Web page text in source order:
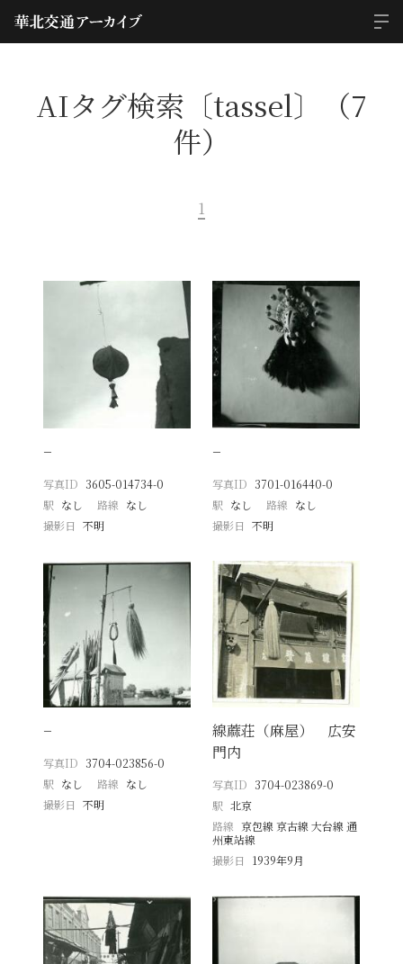
AIタグ検索〔tassel〕（7
件）
1
−
写真ID 3605-014734-0
駅 なし 路線 なし
撮影日
不明
−
写真ID 3701-016440-0
駅 なし 路線 なし
撮影日 不明
−
写真ID 3704-023856-0
駅 なし 路線 なし
撮影日
不明
線蔴荘（麻屋） 広安
門内
写真ID 3704-023869-0
駅 北京
路線 京包線 京古線 大台線 通
州東站線
撮影日
1939年9月